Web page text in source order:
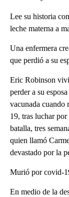
Lee su historia
leche materna a
Una enfermera
que perdió a su
Eric Robinson
perder a su
vacunada cuando
19, tras luchar
batalla, tres
quien llamó
devastado por la
Murió por covid-
En medio de la